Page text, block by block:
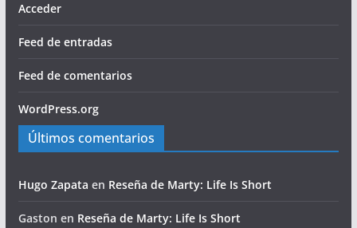
Acceder
Feed de entradas
Feed de comentarios
WordPress.org
Últimos comentarios
Hugo Zapata en Reseña de Marty: Life Is Short
Gaston en Reseña de Marty: Life Is Short